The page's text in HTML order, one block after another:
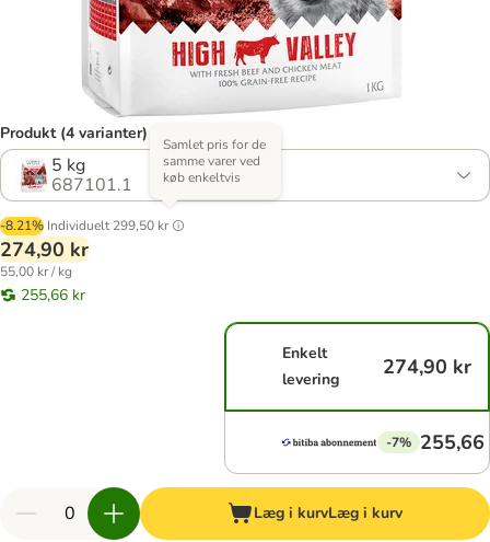
Produkt (4 varianter)
5 kg
687101.1
-8.21% Individuelt 299,50 kr
Samlet pris for de
samme varer ved
køb enkeltvis
274,90 kr
55,00 kr / kg
255,66 kr
Enkelt
levering
274,90 kr
-7% 255,66
Læg i kurvLæg i kurv